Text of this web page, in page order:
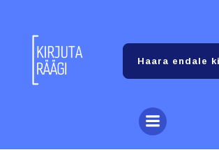
content
Haara endale